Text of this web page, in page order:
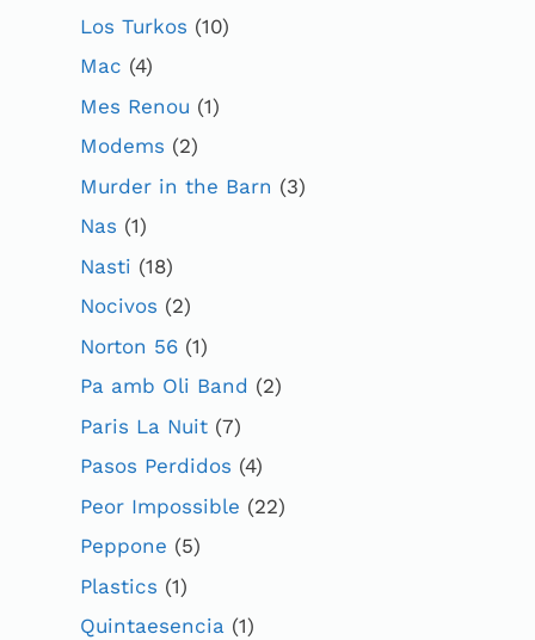
Los Turkos (10)
Mac (4)
Mes Renou (1)
Modems (2)
Murder in the Barn (3)
Nas (1)
Nasti (18)
Nocivos (2)
Norton 56 (1)
Pa amb Oli Band (2)
Paris La Nuit (7)
Pasos Perdidos (4)
Peor Impossible (22)
Peppone (5)
Plastics (1)
Quintaesencia (1)